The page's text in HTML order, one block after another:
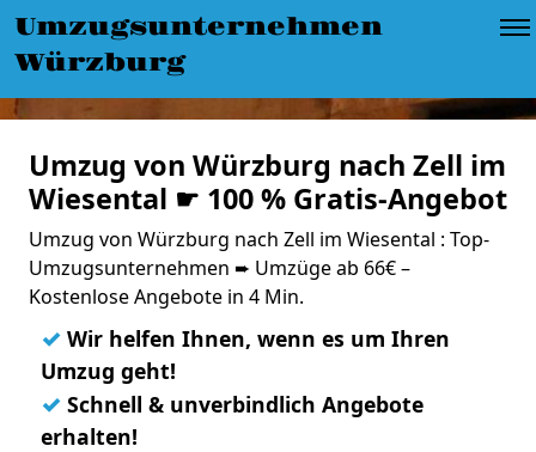
Umzugsunternehmen
Würzburg
Umzug von Würzburg nach Zell im
Wiesental ☛ 100 % Gratis-Angebot
Umzug von Würzburg nach Zell im Wiesental : Top-
Umzugsunternehmen ➨ Umzüge ab 66€ –
Kostenlose Angebote in 4 Min.
✓ Wir helfen Ihnen, wenn es um Ihren
Umzug geht!
✓ Schnell & unverbindlich Angebote
erhalten!